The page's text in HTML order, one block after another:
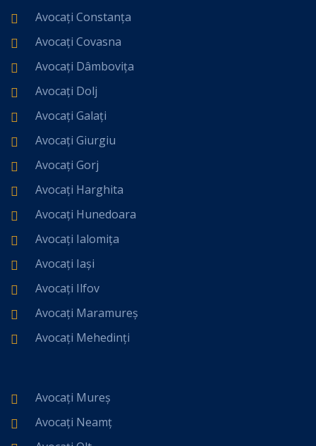
Avocați Constanța
Avocați Covasna
Avocați Dâmbovița
Avocați Dolj
Avocați Galați
Avocați Giurgiu
Avocați Gorj
Avocați Harghita
Avocați Hunedoara
Avocați Ialomița
Avocați Iași
Avocați Ilfov
Avocați Maramureș
Avocați Mehedinți
Avocați Mureș
Avocați Neamț